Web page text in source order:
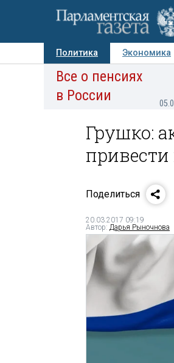
Политика Экономика
Авторы Персоны
Все о пенсиях
в России
Грушко:
Поделиться
20.03.2017 09:19
Автор: Дарья Рыночнова